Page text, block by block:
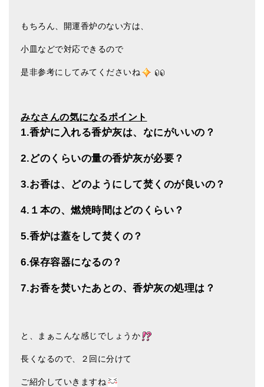
ヒーリング・マンダラポスター
ロゴステッカー・ポストカード各種
亡命チベット人尼僧のお守り・チャーム
ギフトラッピング
初級講座
倍音呼吸法レッスン
中級講座
上級講座
ビギナー講師・養成講座
アマナマナとは
メールお便り登録
LINEお友だち登録
お客様の声
もちろん、開運香炉のない方は、
小皿などで対応できるので
是非参考にしてみてくださいね
みなさんの気になるポイント
1.香炉に入れる香炉灰は、なにがいいの？
2.どのくらいの量の香炉灰が必要？
3.お香は、どのようにして焚くのが良いの？
4.１本の、燃焼時間はどのくらい？
5.香炉は蓋をして焚くの？
6.保存容器になるの？
7.お香を焚いたあとの、香炉灰の処理は？
と、まぁこんな感じでしょうか
長くなるので、２回に分けて
ご紹介していきますね